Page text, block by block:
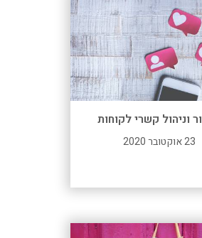
וניהול קשרי לקוחות
23 אוקטובר 2020